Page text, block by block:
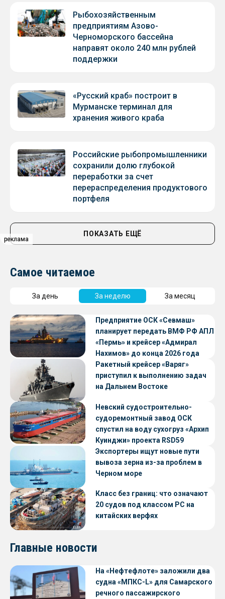
реклама
реклама
Рыбохозяйственным
предприятиям Азово-
Черноморского бассейна
направят около 240 млн рублей
поддержки
«Русский краб» построит в
Мурманске терминал для
хранения живого краба
Российские рыбопромышленники
сохранили долю глубокой
переработки за счет
перераспределения продуктового
портфеля
ПОКАЗАТЬ ЕЩЁ
Самое читаемое
За день За неделю За месяц
Предприятие ОСК «Севмаш»
планирует передать ВМФ РФ АПЛ
«Пермь» и крейсер «Адмирал
Нахимов» до конца 2026 года
Ракетный крейсер «Варяг»
приступил к выполнению задач
на Дальнем Востоке
Невский судостроительно-
судоремонтный завод ОСК
спустил на воду сухогруз «Архип
Куинджи» проекта RSD59
Экспортеры ищут новые пути
вывоза зерна из-за проблем в
Черном море
Класс без границ: что означают
20 судов под классом РС на
китайских верфях
Главные новости
На «Нефтефлоте» заложили два
судна «МПКС-L» для Самарского
речного пассажирского